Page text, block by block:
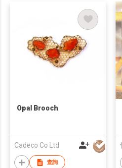
Opal Brooch
Cadeco Co Ltd
查詢